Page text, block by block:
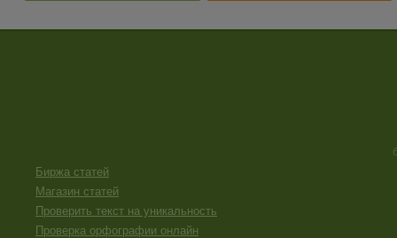
Биржа статей
Магазин статей
Проверить текст на уникальность
Проверка орфографии онлайн